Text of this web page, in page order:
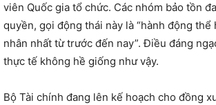
viên Quốc gia tổ chức. Các nhóm bảo tồn
quyền, gọi động thái này là “hành động thể
nhân nhất từ ​​trước đến nay”. Điều đáng
thực tế không hề giống như vậy.
Bộ Tài chính đang lên kế hoạch cho đồng